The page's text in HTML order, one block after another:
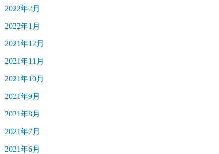
2022年2月
2022年1月
2021年12月
2021年11月
2021年10月
2021年9月
2021年8月
2021年7月
2021年6月